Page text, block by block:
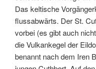
Das keltische
flussabwärts. Der St.
vorbei (es gibt auch
die Vulkankegel der
benannt nach dem Iren